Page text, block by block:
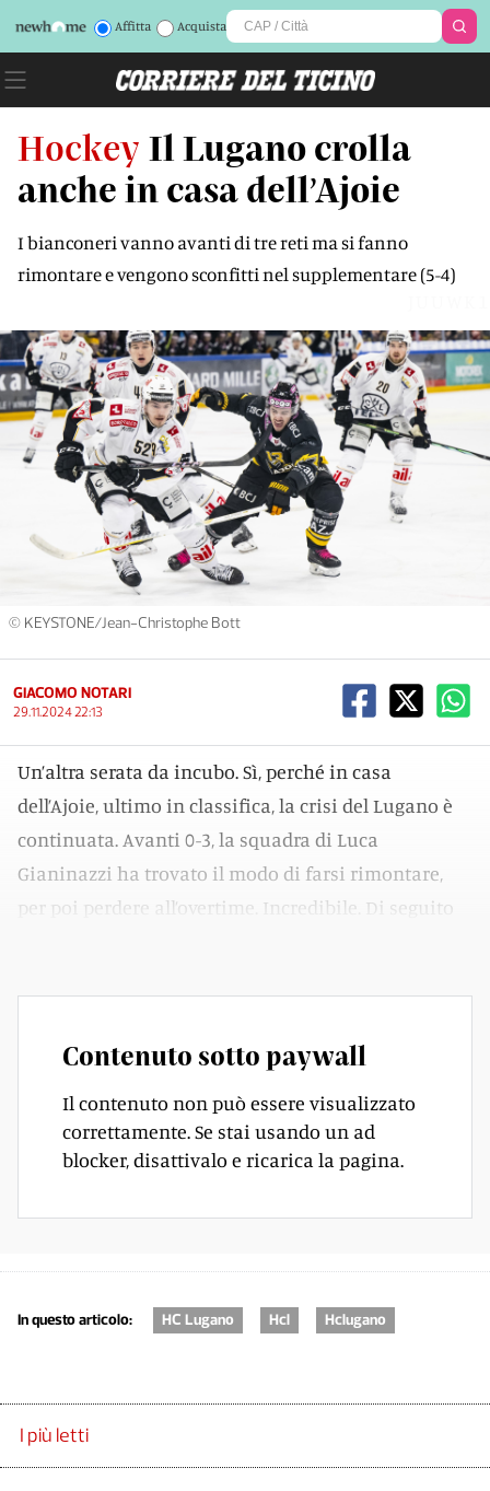
Affitta Acquista
Hockey Il Lugano crolla
anche in casa dell’Ajoie
I bianconeri vanno avanti di tre reti ma si fanno
rimontare e vengono sconfitti nel supplementare (5-4)
© KEYSTONE/Jean-Christophe Bott
GIACOMO NOTARI
29.11.2024 22:13
Un’altra serata da incubo. Sì, perché in casa
dell’Ajoie, ultimo in classifica, la crisi del Lugano è
continuata. Avanti 0-3, la squadra di Luca
Gianinazzi ha trovato il modo di farsi rimontare,
per poi perdere all’overtime. Incredibile. Di seguito
Contenuto sotto paywall
Il contenuto non può essere visualizzato
correttamente. Se stai usando un ad
blocker, disattivalo e ricarica la pagina.
In questo articolo: HC Lugano Hcl Hclugano
I più letti